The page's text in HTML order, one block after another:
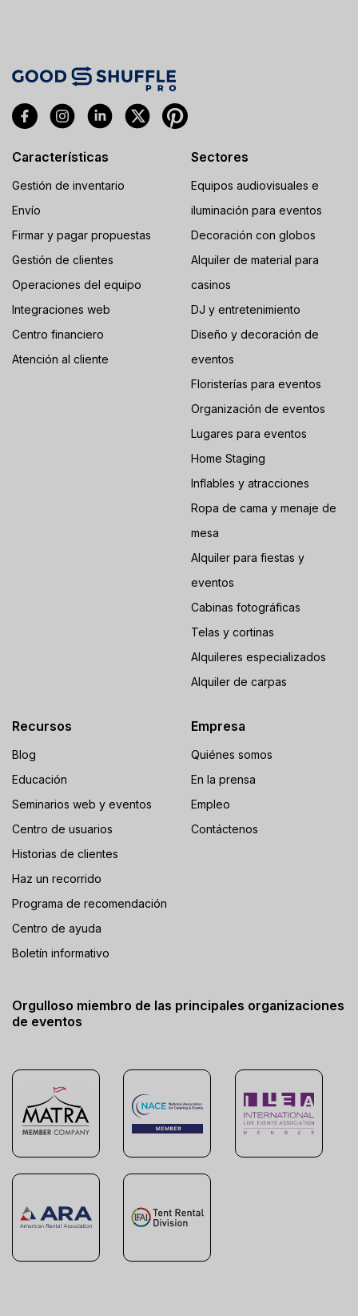
Características
Gestión de inventario
Envío
Firmar y pagar propuestas
Gestión de clientes
Operaciones del equipo
Integraciones web
Centro financiero
Atención al cliente
Sectores
Equipos audiovisuales e
iluminación para eventos
Decoración con globos
Alquiler de material para
casinos
DJ y entretenimiento
Diseño y decoración de
eventos
Floristerías para eventos
Organización de eventos
Lugares para eventos
Home Staging
Inflables y atracciones
Ropa de cama y menaje de
mesa
Alquiler para fiestas y
eventos
Cabinas fotográficas
Telas y cortinas
Alquileres especializados
Alquiler de carpas
Recursos
Blog
Educación
Seminarios web y eventos
Centro de usuarios
Historias de clientes
Haz un recorrido
Programa de recomendación
Centro de ayuda
Boletín informativo
Empresa
Quiénes somos
En la prensa
Empleo
Contáctenos
Orgulloso miembro de las principales organizaciones
de eventos